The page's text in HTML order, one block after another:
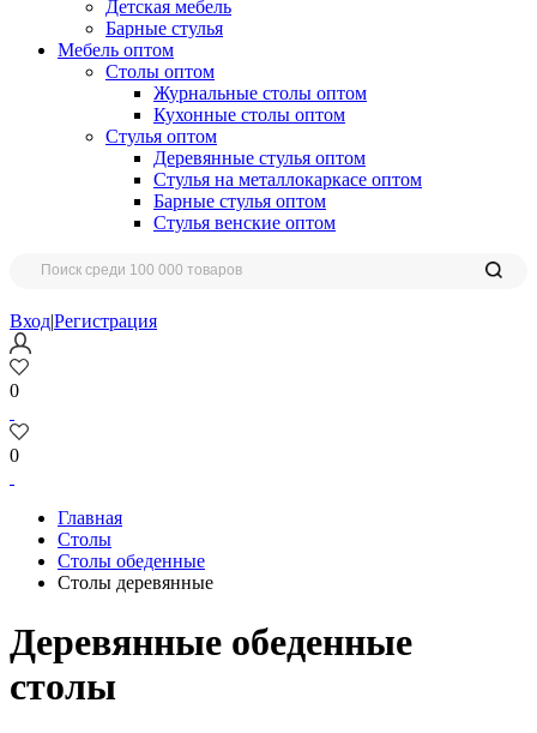
Детская мебель
Барные стулья
Мебель оптом
Столы оптом
Журнальные столы оптом
Кухонные столы оптом
Стулья оптом
Деревянные стулья оптом
Стулья на металлокаркасе оптом
Барные стулья оптом
Стулья венские оптом
Вход|Регистрация
0
0
Главная
Столы
Столы обеденные
Столы деревянные
Деревянные обеденные
столы